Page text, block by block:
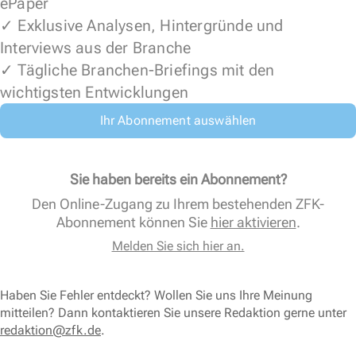
✓ Exklusive Analysen, Hintergründe und
Interviews aus der Branche
✓ Tägliche Branchen-Briefings mit den
wichtigsten Entwicklungen
Ihr Abonnement auswählen
Sie haben bereits ein Abonnement?
Den Online-Zugang zu Ihrem bestehenden ZFK-
Abonnement können Sie hier aktivieren.
Melden Sie sich hier an.
Haben Sie Fehler entdeckt? Wollen Sie uns Ihre Meinung
mitteilen? Dann kontaktieren Sie unsere Redaktion gerne unter
redaktion@zfk.de.